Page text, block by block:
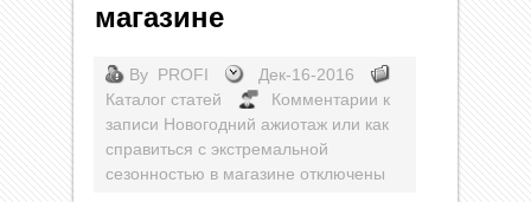
магазине
By PROFI
Дек-16-2016
Каталог статей
Комментарии к
записи Новогодний ажиотаж или как
справиться с экстремальной
сезонностью в магазине отключены